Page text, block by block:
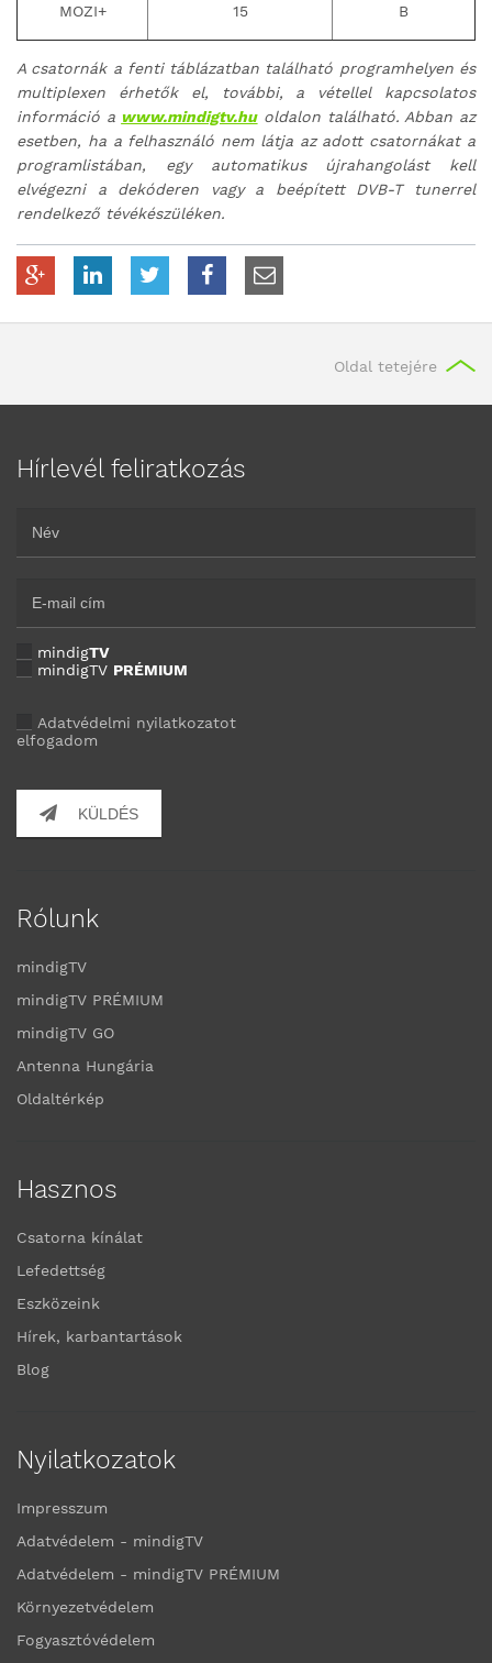
MOZI+ 15 B
A csatornák a fenti táblázatban található programhelyen és
multiplexen érhetők el, további, a vétellel kapcsolatos
információ a www.mindigtv.huoldalon található. Abban az
esetben, ha a felhasználó nem látja az adott csatornákat a
programlistában, egy automatikus újrahangolást kell
elvégezni a dekóderen vagy a beépített DVB-T tunerrel
rendelkező tévékészüléken.
Oldal tetejére
Hírlevél feliratkozás
mindigTV
mindigTV PRÉMIUM
Adatvédelmi nyilatkozatot
elfogadom
KÜLDÉS
Rólunk
mindigTV
mindigTV PRÉMIUM
mindigTV GO
Antenna Hungária
Oldaltérkép
Hasznos
Csatorna kínálat
Lefedettség
Eszközeink
Hírek, karbantartások
Blog
Nyilatkozatok
Impresszum
Adatvédelem - mindigTV
Adatvédelem - mindigTV PRÉMIUM
Környezetvédelem
Fogyasztóvédelem